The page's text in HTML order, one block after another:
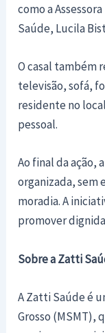
como a
Saúde, Lucila
O casal também
televisão, sofá,
residente no
pessoal.
Ao final da ação,
organizada, sem
moradia. A
promover
Sobre a Zatti
A Zatti Saúde é
Grosso (MSMT),